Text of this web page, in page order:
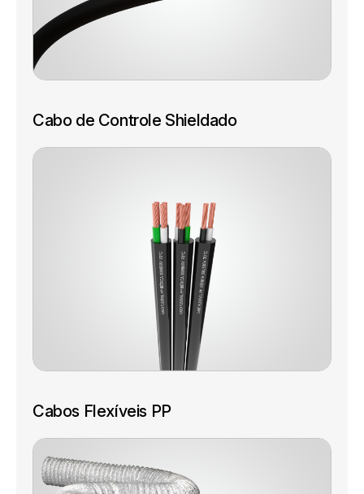
Cabo de Controle Shieldado
Cabos Flexíveis PP